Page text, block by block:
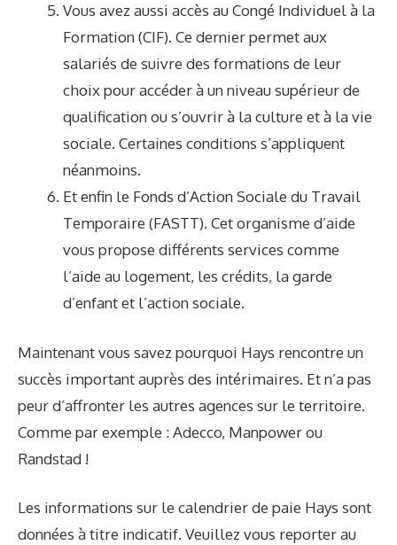
Vous avez aussi accès au Congé Individuel à la
Formation (CIF). Ce dernier permet aux
salariés de suivre des formations de leur
choix pour accéder à un niveau supérieur de
qualification ou s’ouvrir à la culture et à la vie
sociale. Certaines conditions s’appliquent
néanmoins.
Et enfin le Fonds d’Action Sociale du Travail
Temporaire (FASTT). Cet organisme d’aide
vous propose différents services comme
l’aide au logement, les crédits, la garde
d’enfant et l’action sociale.
Maintenant vous savez pourquoi Hays rencontre un
succès important auprès des intérimaires. Et n’a pas
peur d’affronter les autres agences sur le territoire.
Comme par exemple :Adecco, Manpowerou
Randstad !
Les informations sur le calendrier de paie Hays sont
données à titre indicatif. Veuillez vous reporter au